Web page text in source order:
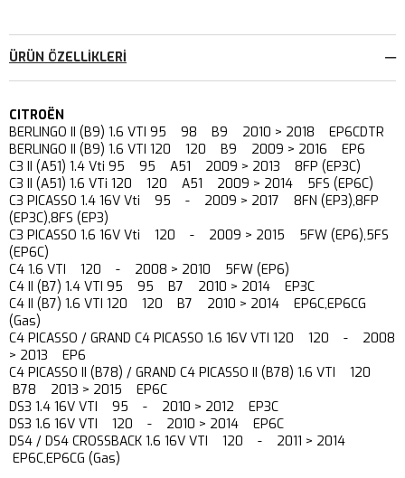
ÜRÜN ÖZELLIKLERI
CITROËN
BERLINGO II (B9) 1.6 VTI 95 98 B9 2010 > 2018 EP6CDTR
BERLINGO II (B9) 1.6 VTI 120 120 B9 2009 > 2016 EP6
C3 II (A51) 1.4 Vti 95 95 A51 2009 > 2013 8FP (EP3C)
C3 II (A51) 1.6 VTi 120 120 A51 2009 > 2014 5FS (EP6C)
C3 PICASSO 1.4 16V Vti 95 - 2009 > 2017 8FN (EP3),8FP
(EP3C),8FS (EP3)
C3 PICASSO 1.6 16V Vti 120 - 2009 > 2015 5FW (EP6),5FS
(EP6C)
C4 1.6 VTI 120 - 2008 > 2010 5FW (EP6)
C4 II (B7) 1.4 VTI 95 95 B7 2010 > 2014 EP3C
C4 II (B7) 1.6 VTI 120 120 B7 2010 > 2014 EP6C,EP6CG
(Gas)
C4 PICASSO / GRAND C4 PICASSO 1.6 16V VTI 120 120 - 2008
> 2013 EP6
C4 PICASSO II (B78) / GRAND C4 PICASSO II (B78) 1.6 VTI 120
B78 2013 > 2015 EP6C
DS3 1.4 16V VTI 95 - 2010 > 2012 EP3C
DS3 1.6 16V VTI 120 - 2010 > 2014 EP6C
DS4 / DS4 CROSSBACK 1.6 16V VTI 120 - 2011 > 2014
EP6C,EP6CG (Gas)